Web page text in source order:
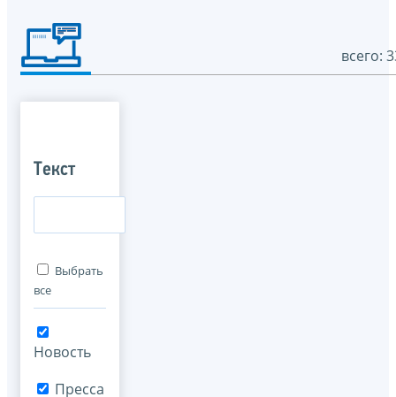
всего:
Текст
Выбрать
все
Новость
Пресса